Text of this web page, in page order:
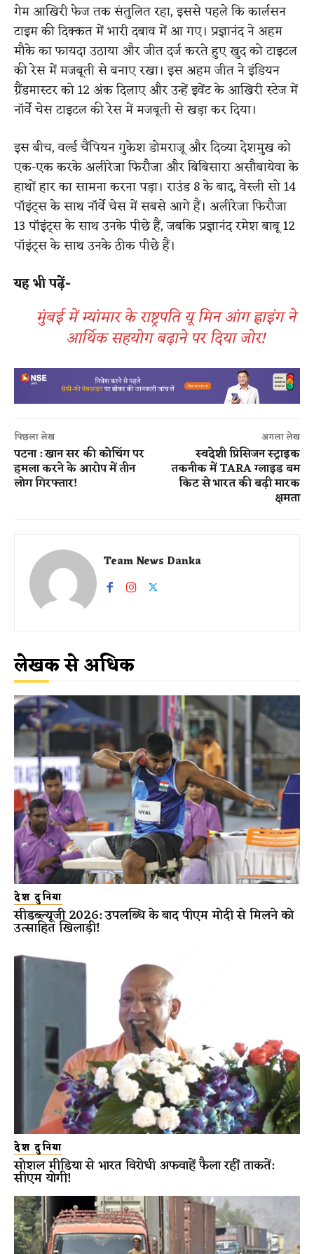
गेम आखिरी फेज तक संतुलित रहा, इससे पहले कि कार्लसन
टाइम की दिक्कत में भारी दबाव में आ गए। प्रज्ञानंद ने अहम
मौके का फायदा उठाया और जीत दर्ज करते हुए खुद को टाइटल
की रेस में मजबूती से बनाए रखा। इस अहम जीत ने इंडियन
ग्रैंडमास्टर को 12 अंक दिलाए और उन्हें इवेंट के आखिरी स्टेज में
नॉर्वे चेस टाइटल की रेस में मजबूती से खड़ा कर दिया।
इस बीच, वर्ल्ड चैंपियन गुकेश डोमराजू और दिव्या देशमुख को
एक-एक करके अलीरेजा फिरौजा और बिबिसारा असौबायेवा के
हाथों हार का सामना करना पड़ा। राउंड 8 के बाद, वेस्ली सो 14
पॉइंट्स के साथ नॉर्वे चेस में सबसे आगे हैं। अलीरेजा फिरौजा
13 पॉइंट्स के साथ उनके पीछे हैं, जबकि प्रज्ञानंद रमेश बाबू 12
पॉइंट्स के साथ उनके ठीक पीछे हैं।
यह भी पढ़ें-
मुंबई में म्यांमार के राष्ट्रपति यू मिन आंग ह्लाइंग ने
आर्थिक सहयोग बढ़ाने पर दिया जोर!
पिछला लेख
पटना : खान सर की कोचिंग पर
हमला करने के आरोप में तीन
लोग गिरफ्तार!
अगला लेख
स्वदेशी प्रिसिजन स्ट्राइक
तकनीक में TARA ग्लाइड बम
किट से भारत की बढ़ी मारक
क्षमता
Team News Danka
लेखक से अधिक
देश दुनिया
सीडब्ल्यूजी 2026: उपलब्धि के बाद पीएम मोदी से मिलने को
उत्साहित खिलाड़ी!
देश दुनिया
सोशल मीडिया से भारत विरोधी अफवाहें फैला रहीं ताकतें:
सीएम योगी!